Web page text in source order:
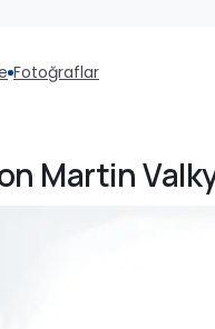
Fotoğraflar
Martin